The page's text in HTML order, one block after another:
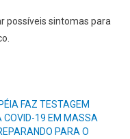
possíveis sintomas para
FAZ TESTAGEM
COVID-19 EM MASSA
PARA O